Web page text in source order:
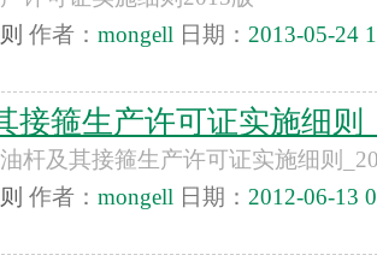
作者： mongell 日期： 2013-05-24
接箍生产许可证实施细则
杆及其接箍生产许可证实施细则
作者： mongell 日期： 2012-06-13